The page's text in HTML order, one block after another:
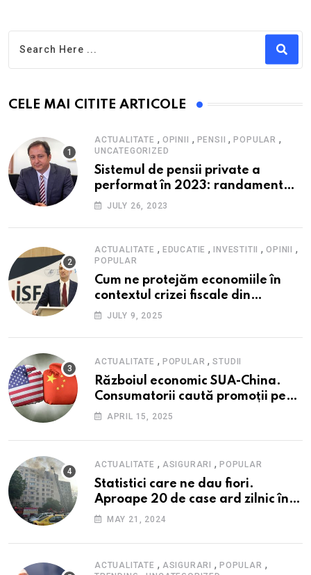
CELE MAI CITITE ARTICOLE
ACTUALITATE , OPINII , PENSII ,POPULAR ,
UNCATEGORIZED
Sistemul de pensii private a
performat în 2023: randament
peste inflație, active și plăți la
cadrul ofertei Hidroelectrica,
reziliența la crize
JULY 26, 2023
ACTUALITATE , EDUCATIE ,INVESTITII ,OPINII ,
POPULAR
Cum ne protejăm economiile în
contextul crizei fiscale din
România- Valentin Ionescu,
Financiare (ISF)
JULY 9, 2025
ACTUALITATE , POPULAR ,STUDII
Războiul economic SUA-China.
Consumatorii caută promoții pe
fondul scumpirilor, mai ales la
APRIL 15, 2025
ACTUALITATE , ASIGURARI ,POPULAR
Statistici care ne dau fiori.
Aproape 20 de case ard zilnic în
România, iar pagubele au
nici 40 de lei pe lună
MAY 21, 2024
ACTUALITATE , ASIGURARI ,POPULAR ,